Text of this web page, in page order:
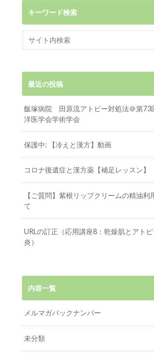
キーワード検索
最近の投稿
飯塚病院 田原流アトピー対処法＠第73
洋医学会学術学会
保護中: 【冷えと漢方】動画
コロナ後遺症と漢方薬【補足レッスン】
【ご質問】紫根リップクリームの精油利
て
URLの訂正（応用講座8：乾燥肌とアト
炎）
内容一覧
メルマガバックナンバー
未分類